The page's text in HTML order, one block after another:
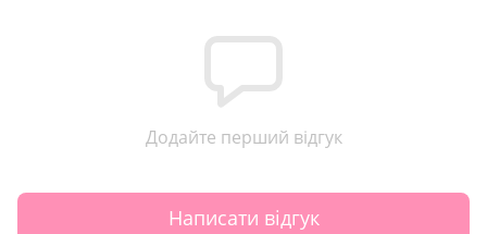
Додайте перший відгук
Написати відгук